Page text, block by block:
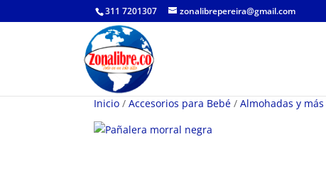
311 7201307 zonalibrepereira@gmail.com
Inicio / Accesorios para Bebé / Almohadas y más